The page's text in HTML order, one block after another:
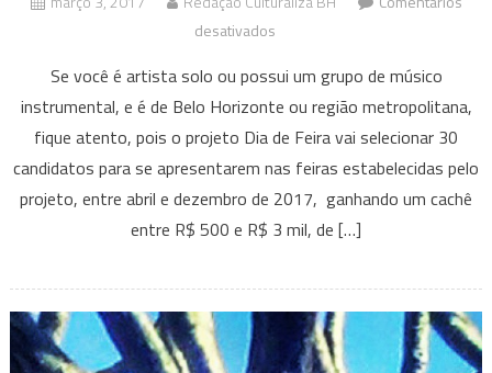
desativados
Dia
de
Feira
aceita
inscrições
de
de
Se você é artista solo ou possui um grupo de músico
instrumental, e é de Belo Horizonte ou região metropolitana,
fique atento, pois o projeto Dia de Feira vai selecionar 30
candidatos para se apresentarem nas feiras estabelecidas pelo
projeto, entre abril e dezembro de 2017, ganhando um cachê
entre R$ 500 e R$ 3 mil, de […]